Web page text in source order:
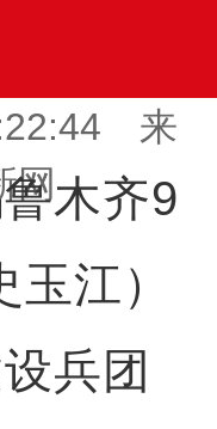
来
网
木齐9
江）
兵团